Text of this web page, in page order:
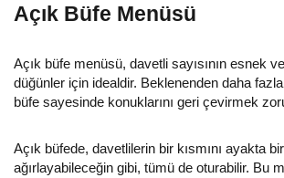
Açık Büfe Menüsü
Açık büfe menüsü, davetli sayısının esnek
düğünler için idealdir. Beklenenden daha
büfe sayesinde konuklarını geri çevirmek
Açık büfede, davetlilerin bir kısmını ayakta
ağırlayabileceğin gibi, tümü de oturabilir. Bu